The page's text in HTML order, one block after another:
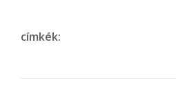
címkék: